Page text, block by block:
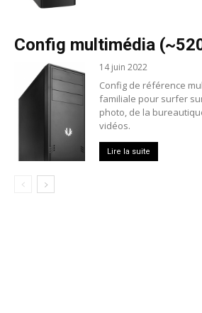
Config multimédia
14 juin 2022
Config de référence
familiale pour surfer
photo, de la
vidéos.
Lire la suite